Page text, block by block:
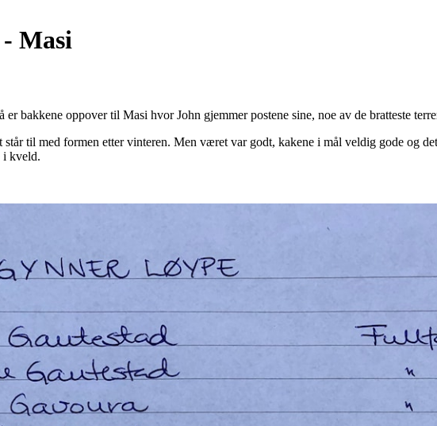
Masi
er bakkene oppover til Masi hvor John gjemmer postene sine, noe av de bratteste
til med formen etter vinteren. Men været var godt, kakene i mål veldig gode og
i kveld.